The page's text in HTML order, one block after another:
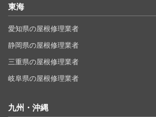
東海
愛知県の屋根修理業者
静岡県の屋根修理業者
三重県の屋根修理業者
岐阜県の屋根修理業者
九州・沖縄